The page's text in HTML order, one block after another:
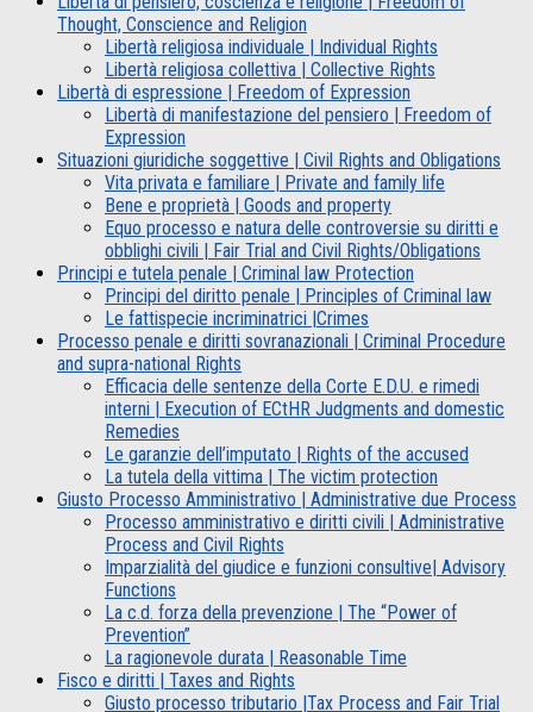
Thought, Conscience and Religion
Libertà religiosa individuale | Individual Rights
Libertà religiosa collettiva | Collective Rights
Libertà di espressione | Freedom of Expression
Libertà di manifestazione del pensiero | Freedom of
Expression
Situazioni giuridiche soggettive | Civil Rights and Obligations
Vita privata e familiare | Private and family life
Bene e proprietà | Goods and property
Equo processo e natura delle controversie su diritti e
obblighi civili | Fair Trial and Civil Rights/Obligations
Principi e tutela penale | Criminal law Protection
Principi del diritto penale | Principles of Criminal law
Le fattispecie incriminatrici |Crimes
Processo penale e diritti sovranazionali | Criminal Procedure
and supra-national Rights
Efficacia delle sentenze della Corte E.D.U. e rimedi
interni | Execution of ECtHR Judgments and domestic
Remedies
Le garanzie dell’imputato | Rights of the accused
La tutela della vittima | The victim protection
Giusto Processo Amministrativo | Administrative due Process
Processo amministrativo e diritti civili | Administrative
Process and Civil Rights
Imparzialità del giudice e funzioni consultive| Advisory
Functions
La c.d. forza della prevenzione | The “Power of
Prevention”
La ragionevole durata | Reasonable Time
Fisco e diritti | Taxes and Rights
Giusto processo tributario |Tax Process and Fair Trial